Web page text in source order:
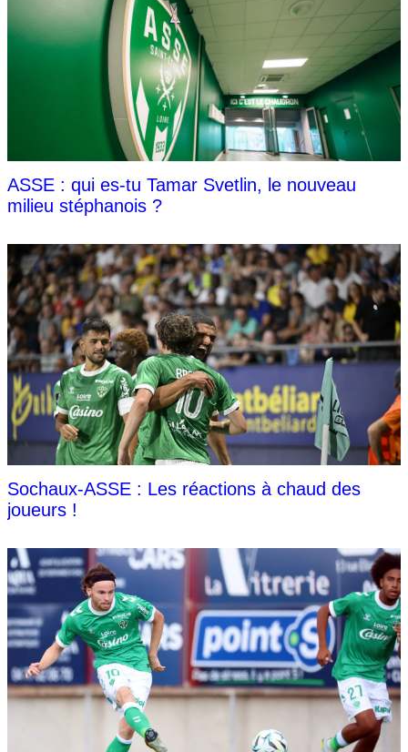
ASSE : qui es-tu Tamar Svetlin, le nouveau
milieu stéphanois ?
Sochaux-ASSE : Les réactions à chaud des
joueurs !